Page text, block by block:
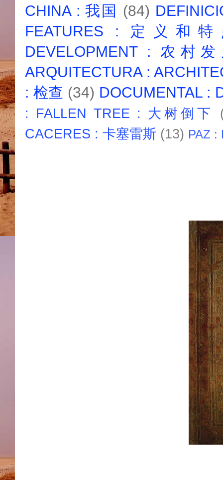
CHINA : 我国 (84)
FEATURES : 定义和
DEVELOPMENT : 农村
ARQUITECTURA :
: 检查 (34) DOCUMENTAL :
: FALLEN TREE : 大树倒下
CACERES : 卡塞雷斯 (13) PAZ :